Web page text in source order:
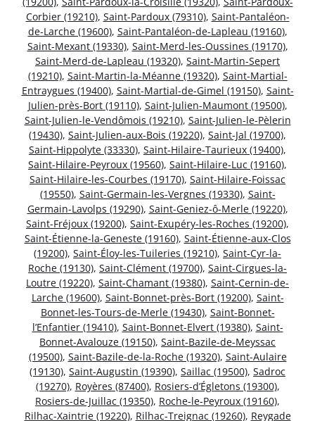
Corbier (19210), Saint-Pardoux (79310), Saint-Pantaléon-
de-Larche (19600), Saint-Pantaléon-de-Lapleau (19160),
Saint-Mexant (19330), Saint-Merd-les-Oussines (19170),
Saint-Merd-de-Lapleau (19320), Saint-Martin-Sepert
(19210), Saint-Martin-la-Méanne (19320), Saint-Martial-
Entraygues (19400), Saint-Martial-de-Gimel (19150), Saint-
Julien-près-Bort (19110), Saint-Julien-Maumont (19500),
Saint-Julien-le-Vendômois (19210), Saint-Julien-le-Pèlerin
(19430), Saint-Julien-aux-Bois (19220), Saint-Jal (19700),
Saint-Hippolyte (33330), Saint-Hilaire-Taurieux (19400),
Saint-Hilaire-Peyroux (19560), Saint-Hilaire-Luc (19160),
Saint-Hilaire-les-Courbes (19170), Saint-Hilaire-Foissac
(19550), Saint-Germain-les-Vergnes (19330), Saint-
Germain-Lavolps (19290), Saint-Geniez-ô-Merle (19220),
Saint-Fréjoux (19200), Saint-Exupéry-les-Roches (19200),
Saint-Étienne-la-Geneste (19160), Saint-Étienne-aux-Clos
(19200), Saint-Éloy-les-Tuileries (19210), Saint-Cyr-la-
Roche (19130), Saint-Clément (19700), Saint-Cirgues-la-
Loutre (19220), Saint-Chamant (19380), Saint-Cernin-de-
Larche (19600), Saint-Bonnet-près-Bort (19200), Saint-
Bonnet-les-Tours-de-Merle (19430), Saint-Bonnet-
l’Enfantier (19410), Saint-Bonnet-Elvert (19380), Saint-
Bonnet-Avalouze (19150), Saint-Bazile-de-Meyssac
(19500), Saint-Bazile-de-la-Roche (19320), Saint-Aulaire
(19130), Saint-Augustin (19390), Saillac (19500), Sadroc
(19270), Royères (87400), Rosiers-d’Égletons (19300),
Rosiers-de-Juillac (19350), Roche-le-Peyroux (19160),
Rilhac-Xaintrie (19220), Rilhac-Treignac (19260), Reygade